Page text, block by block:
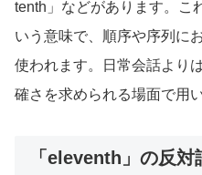
tenth」などがあります。こ
いう意味で、順序や序列に
使われます。日常会話より
確さを求められる場面で用
「eleventh」の反対